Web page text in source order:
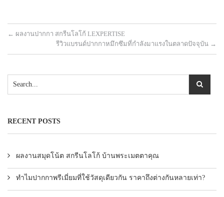
← ผลงานปากกา สกรีนโลโก้ LEXPERTISE
รีวิวแบรนด์ปากกาหมึกซึมที่กำลังมาแรงในตลาดปัจจุบัน →
RECENT POSTS
ผลงานสมุดโน้ต สกรีนโลโก้ บ้านพระเมตตาคุณ
ทำไมปากกาพรีเมี่ยมที่ใช้วัสดุเดียวกัน ราคาถึงต่างกันหลายเท่า?